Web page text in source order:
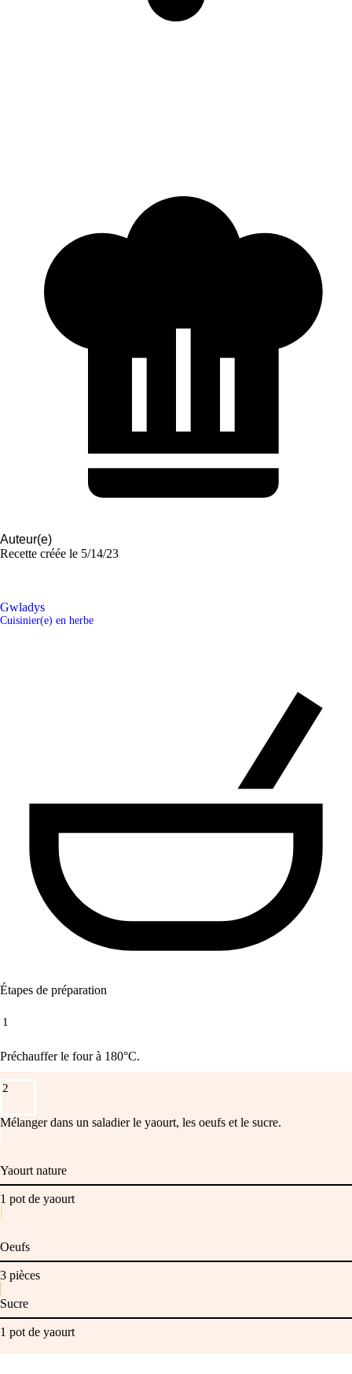
Auteur(e)
Recette créée le 5/14/23
Gwladys
Cuisinier(e) en herbe
Étapes de préparation
1
Préchauffer le four à 180°C.
2
Mélanger dans un saladier le yaourt, les oeufs et le sucre.
Yaourt nature
1 pot de yaourt
Oeufs
3 pièces
Sucre
1 pot de yaourt